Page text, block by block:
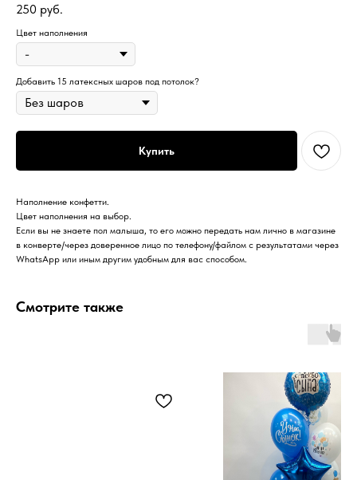
250 руб.
Цвет наполнения
Добавить 15 латексных шаров под потолок?
Купить
Наполнение конфетти.
Цвет наполнения на выбор.
Если вы не знаете пол малыша, то его можно передать нам лично в магазине
в конверте/через доверенное лицо по телефону/файлом с результатами через
WhatsApp или иным другим удобным для вас способом.
Смотрите также